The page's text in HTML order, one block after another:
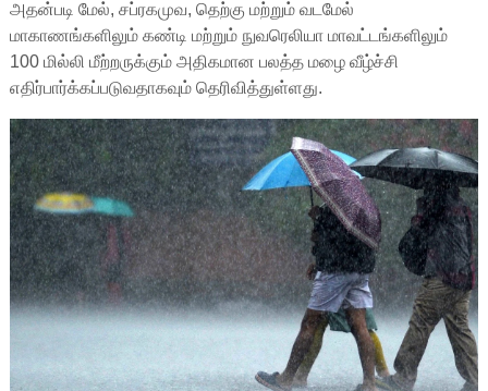
அதன்படி மேல், சப்ரகமுவ, தெற்கு மற்றும் வடமேல்
மாகாணங்களிலும் கண்டி மற்றும் நுவரெலியா மாவட்டங்களிலும்
100 மில்லி மீற்றருக்கும் அதிகமான பலத்த மழை வீழ்ச்சி
எதிர்பார்க்கப்படுவதாகவும் தெரிவித்துள்ளது.